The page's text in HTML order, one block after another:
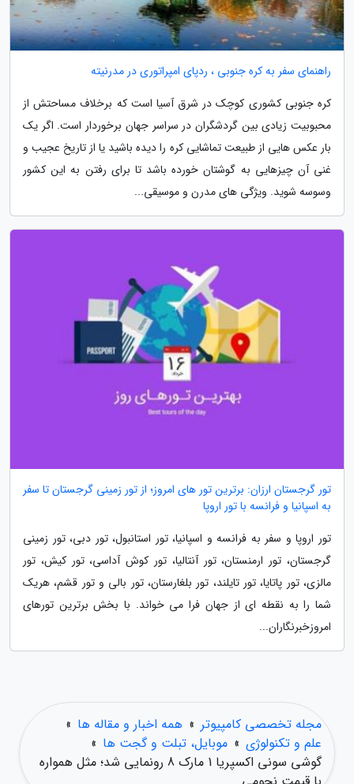
راهنمای سفر به کره جنوبی ، ردپای امپراتوری در مدرنیته
کره جنوبی کشوری کوچک در شرق آسیا است که برخلاف مساحتش از
محبوبیت زیادی بین گردشگران در سراسر جهان برخوردار است. اگر یک
بار عکس هایی از طبیعت تماشایی کره را دیده باشید یا از تاریخ عجیب و
غنی آن چیزهایی به گوشتان خورده باشد تا برای رفتن به این کشور
وسوسه شوید. ویژگی های مدرن و موسیقی...
تور گرجستان ارزان: برترین تور های امروز؛ از تور زمینی گرجستان تا سفر
به اسپانیا و فرانسه با تور اروپا
تور اروپا و سفر به فرانسه و اسپانیا، تور استانبول، تور دبی، تور زمینی
گرجستان، تور ارمنستان، تور آنتالیا، تور کوش آداسی، تور کیش، تور
مالزی، تور پاتایا، تور تایلند، تور بلغارستان، تور بالی و تور قشم، هریک
شما را به نقطه ای از جهان فرا می خواند. با بخش برترین تورهای
امروزخبرنگاران...
مجله تخصصی کامپیوتر » همه اخبار و مقاله ها »
علم و تکنولوژی » موبایل، تبلت و گجت ها »
گوشی سونی اکسپریا 1 مارک 8 رونمایی شد؛ مثل همواره